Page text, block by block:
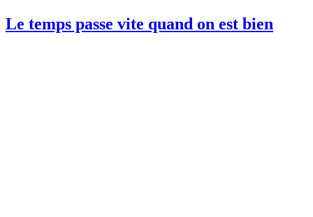
Le temps passe vite quand on est bien